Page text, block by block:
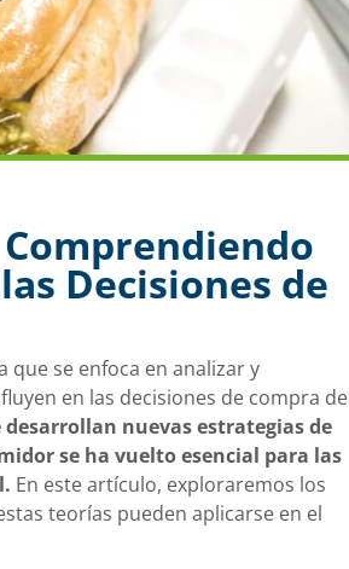
Decisiones de
que se enfoca en analizar y
en las decisiones de compra de
nuevas estrategias de
se ha vuelto esencial para las
En este artículo, exploraremos los
teorías pueden aplicarse en el